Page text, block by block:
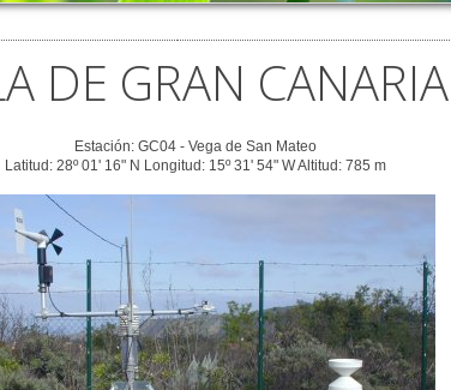
DE GRAN CANARIA
Estación: GC04 - Vega de San Mateo
Latitud: 28º 01' 16" N Longitud: 15º 31' 54" W Altitud: 785 m